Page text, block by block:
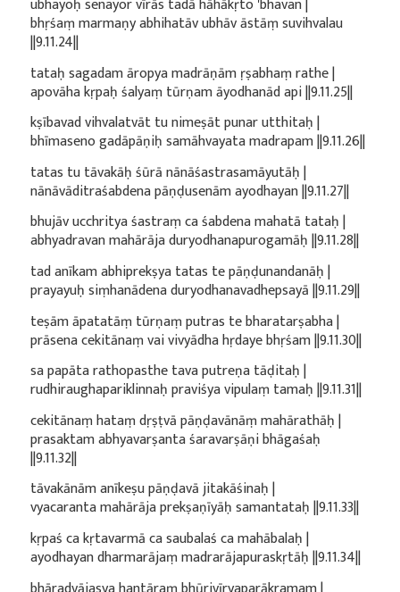
ubhayoḥ senayor vīrās tadā hāhākṛto 'bhavan |
bhṛśaṃ marmaṇy abhihatāv ubhāv āstāṃ suvihvalau
||9.11.24||
tataḥ sagadam āropya madrāṇām ṛṣabhaṃ rathe |
apovāha kṛpaḥ śalyaṃ tūrṇam āyodhanād api ||9.11.25||
kṣībavad vihvalatvāt tu nimeṣāt punar utthitaḥ |
bhīmaseno gadāpāṇiḥ samāhvayata madrapam ||9.11.26||
tatas tu tāvakāḥ śūrā nānāśastrasamāyutāḥ |
nānāvāditraśabdena pāṇḍusenām ayodhayan ||9.11.27||
bhujāv ucchritya śastraṃ ca śabdena mahatā tataḥ |
abhyadravan mahārāja duryodhanapurogamāḥ ||9.11.28||
tad anīkam abhiprekṣya tatas te pāṇḍunandanāḥ |
prayayuḥ siṃhanādena duryodhanavadhepsayā ||9.11.29||
teṣām āpatatāṃ tūrṇaṃ putras te bharatarṣabha |
prāsena cekitānaṃ vai vivyādha hṛdaye bhṛśam ||9.11.30||
sa papāta rathopasthe tava putreṇa tāḍitaḥ |
rudhiraughapariklinnaḥ praviśya vipulaṃ tamaḥ ||9.11.31||
cekitānaṃ hataṃ dṛṣṭvā pāṇḍavānāṃ mahārathāḥ |
prasaktam abhyavarṣanta śaravarṣāṇi bhāgaśaḥ
||9.11.32||
tāvakānām anīkeṣu pāṇḍavā jitakāśinaḥ |
vyacaranta mahārāja prekṣaṇīyāḥ samantataḥ ||9.11.33||
kṛpaś ca kṛtavarmā ca saubalaś ca mahābalaḥ |
ayodhayan dharmarājaṃ madrarājapuraskṛtāḥ ||9.11.34||